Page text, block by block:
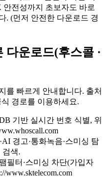
안전성까지 초보자도 바로
. (먼저 안전한 다운로드 경
다운로드(후스콜 ·
를 빠르게 안내합니다. 출처
경로를 이용하세요.
기반 실시간 번호 식별, 위
경고·통화녹음·스미싱 탐
검색.
필터·스미싱 차단(가입자
www.sktelecom.com